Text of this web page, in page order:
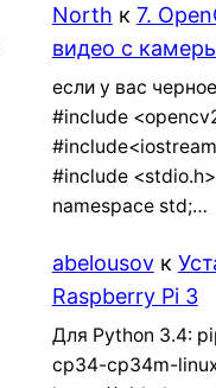
North к 7.
видео с
если у вас
#include
#include
namespace std;…
abelousovк
Raspberry Pi 3
Для Python 3.4:
cp34-cp34m-